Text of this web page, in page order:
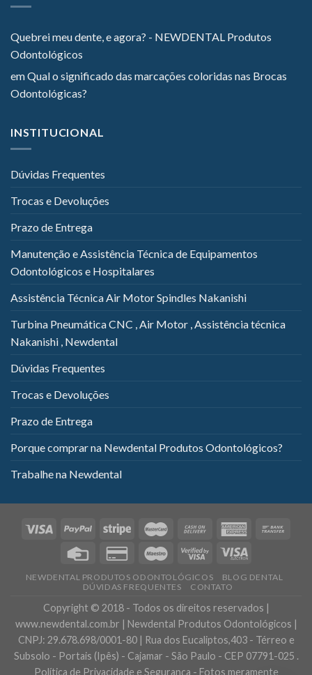
Quebrei meu dente, e agora? - NEWDENTAL Produtos
Odontológicos
emQual o significado das marcações coloridas nas Brocas
Odontológicas?
INSTITUCIONAL
Dúvidas Frequentes
Trocas e Devoluções
Prazo de Entrega
Manutenção e Assistência Técnica de Equipamentos
Odontológicos e Hospitalares
Assistência Técnica Air Motor Spindles Nakanishi
Turbina Pneumática CNC , Air Motor , Assistência técnica
Nakanishi , Newdental
Dúvidas Frequentes
Trocas e Devoluções
Prazo de Entrega
Porque comprar na Newdental Produtos Odontológicos?
Trabalhe na Newdental
NEWDENTAL PRODUTOS ODONTOLÓGICOS
BLOG DENTAL
DÚVIDAS FREQUENTES
CONTATO
Copyright © 2018 - Todos os direitos reservados |
www.newdental.com.br | Newdental Produtos Odontológicos |
CNPJ: 29.678.698/0001-80 | Rua dos Eucaliptos,403 - Térreo e
Subsolo - Portais (Ipês) - Cajamar - São Paulo - CEP 07791-025 .
Política de Privacidade e Segurança - Fotos meramente